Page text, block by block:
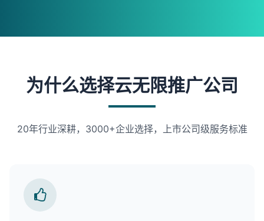
为什么选择云无限推广公司
20年行业深耕，3000+企业选择，上市公司级服务标准